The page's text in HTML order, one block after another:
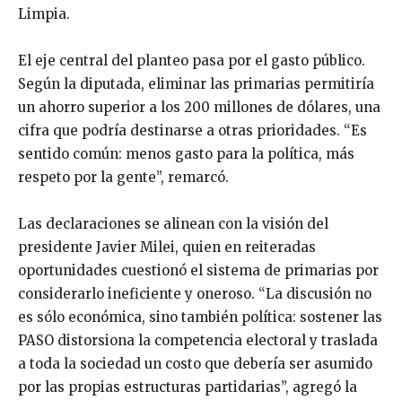
Limpia.
El eje central del planteo pasa por el gasto público.
Según la diputada, eliminar las primarias permitiría
un ahorro superior a los 200 millones de dólares, una
cifra que podría destinarse a otras prioridades. “Es
sentido común: menos gasto para la política, más
respeto por la gente”, remarcó.
Las declaraciones se alinean con la visión del
presidente Javier Milei, quien en reiteradas
oportunidades cuestionó el sistema de primarias por
considerarlo ineficiente y oneroso. “La discusión no
es sólo económica, sino también política: sostener las
PASO distorsiona la competencia electoral y traslada
a toda la sociedad un costo que debería ser asumido
por las propias estructuras partidarias”, agregó la